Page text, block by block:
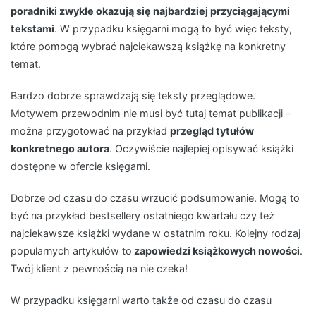
poradniki zwykle okazują się najbardziej przyciągającymi
tekstami. W przypadku księgarni mogą to być więc teksty,
które pomogą wybrać najciekawszą książkę na konkretny
temat.
Bardzo dobrze sprawdzają się teksty przeglądowe.
Motywem przewodnim nie musi być tutaj temat publikacji –
można przygotować na przykład przegląd tytułów
konkretnego autora. Oczywiście najlepiej opisywać książki
dostępne w ofercie księgarni.
Dobrze od czasu do czasu wrzucić podsumowanie. Mogą to
być na przykład bestsellery ostatniego kwartału czy też
najciekawsze książki wydane w ostatnim roku. Kolejny rodzaj
popularnych artykułów to zapowiedzi książkowych nowości.
Twój klient z pewnością na nie czeka!
W przypadku księgarni warto także od czasu do czasu